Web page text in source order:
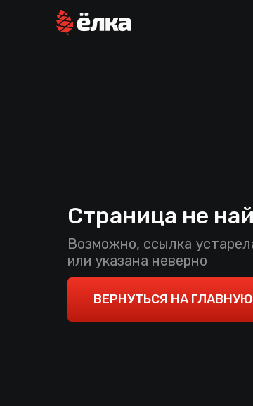
Страница не
Возможно, ссылка
или указана неверно
ВЕРНУТЬСЯ НА ГЛАВНУЮ